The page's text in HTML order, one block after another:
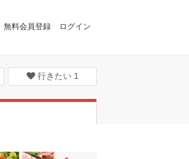
無料会員登録 ログイン
行きたい 1